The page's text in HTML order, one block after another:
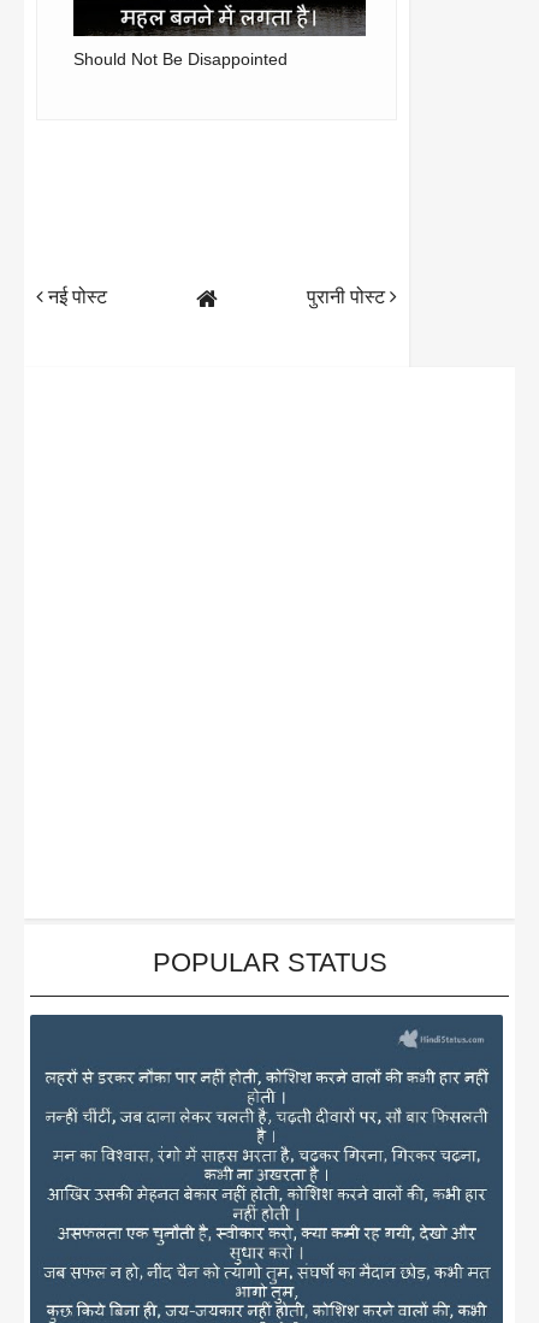
Should Not Be Disappointed
नई पोस्ट पुरानी पोस्ट
POPULAR STATUS